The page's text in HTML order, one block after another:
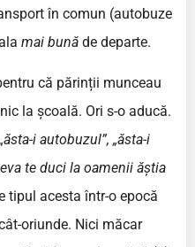
în comun (autobuze
mai bună de departe.
că părinții munceau
la școală. Ori s-o aducă.
ăsta-i autobuzul”, „ăsta-i
te duci la oamenii ăștia
acesta într-o epocă
oriunde. Nici măcar